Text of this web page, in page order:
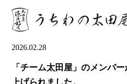
2026.02.28
「チーム太田屋」のメンバー
上げられました。